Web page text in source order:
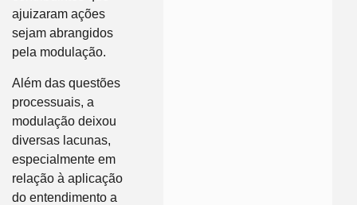
ajuizaram ações
sejam abrangidos
pela modulação.
Além das questões
processuais, a
modulação deixou
diversas lacunas,
especialmente em
relação à aplicação
do entendimento a